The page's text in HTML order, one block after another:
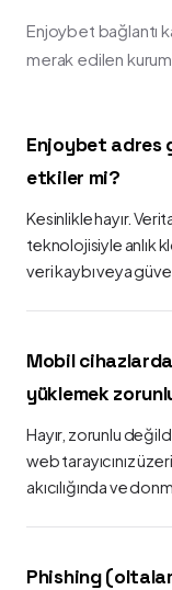
Enjoybet bağlantı
merak edilen
Enjoybet adres
etkiler mi?
Kesinlikle hayır.
teknolojisiyle anlık
veri kaybı veya
Mobil
yüklemek
Hayır, zorunlu
web tarayıcınız
akıcılığında ve
Phishing